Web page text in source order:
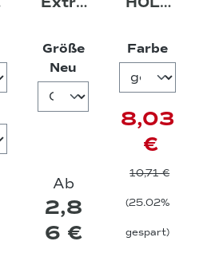
Hands
chuhe
Größe
Neu auswählen
Ab
2,8
6 €
Schutz
brille
Farbe
8,03
€
10,71 €
(25.02%
gespart)